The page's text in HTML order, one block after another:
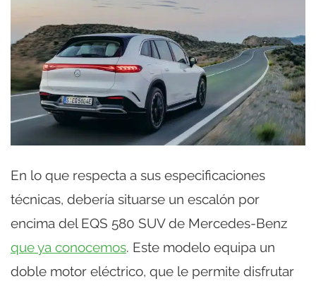
En lo que respecta a sus especificaciones
técnicas, debería situarse un escalón por
encima del EQS 580 SUV de Mercedes-Benz
que ya conocemos. Este modelo equipa un
doble motor eléctrico, que le permite disfrutar